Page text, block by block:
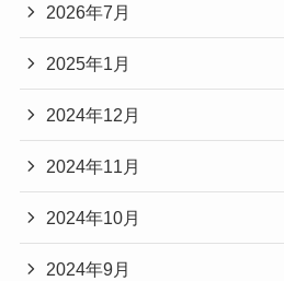
2026年7月
2025年1月
2024年12月
2024年11月
2024年10月
2024年9月